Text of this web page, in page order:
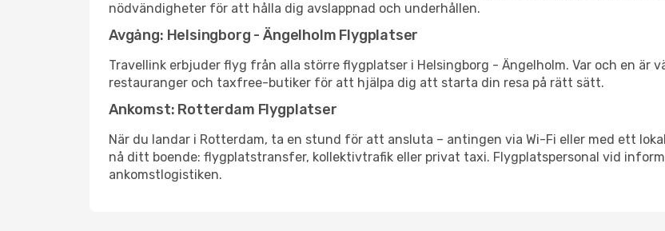
nödvändigheter för att hålla dig avslappnad och underhållen.
Avgång: Helsingborg - Ängelholm Flygplatser
Travellink erbjuder flyg från alla större flygplatser i Helsingborg - Ängelholm. Var och en är
restauranger och taxfree-butiker för att hjälpa dig att starta din resa på rätt sätt.
Ankomst: Rotterdam Flygplatser
När du landar i Rotterdam, ta en stund för att ansluta – antingen via Wi-Fi eller med ett
nå ditt boende: flygplatstransfer, kollektivtrafik eller privat taxi. Flygplatspersonal vid
ankomstlogistiken.